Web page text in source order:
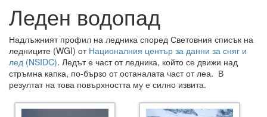
Леден водопад
Надлъжният профил на ледника според Световния списък на
ледниците (WGI) от Националния център за данни за сняг и
лед (NSIDC). Ледът е част от ледника, който се движи над
стръмна капка, по-бързо от останалата част от леа. В
резултат на това повърхността му е силно извита.